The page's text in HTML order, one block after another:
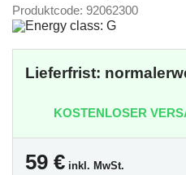
Produktcode: 92062300
Lieferfrist:
KOSTENLOSER
59 € inkl. MwSt.